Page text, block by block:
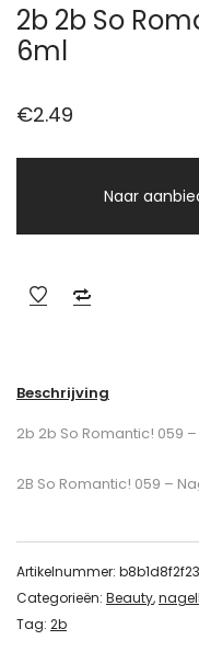
2b 2b So
6ml
€2.49
Naar
Beschrijving
2b 2b So Romantic! 059
2B So Romantic! 059 –
Artikelnummer:
Categorieën: Beauty,
Tag: 2b